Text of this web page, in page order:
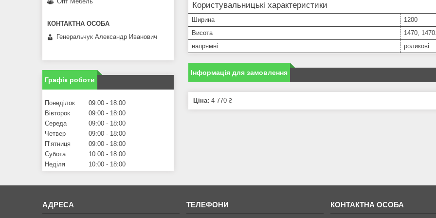
Користувальницькі характеристики
Ширина
1200
Висота
1470,
напрямні
роликові
Інформація для замовлення
Ціна: 4 770 ₴
Генеральчук Александр Иванович
Графік роботи
Понеділок 09:00
18:00
Вівторок
09:00
18:00
Середа
09:00
18:00
Четвер
09:00
18:00
Пʼятниця
09:00
18:00
Субота
10:00
18:00
Неділя
10:00 18:00